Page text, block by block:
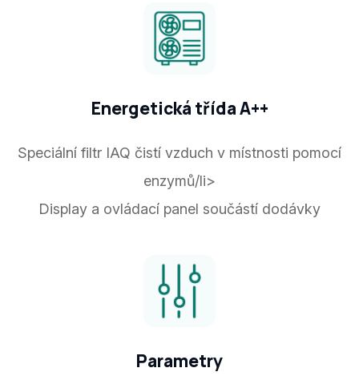
Energetická třída A++
Speciální filtr IAQ čistí vzduch v místnosti pomocí
enzymů/li>
Display a ovládací panel součástí dodávky
Parametry